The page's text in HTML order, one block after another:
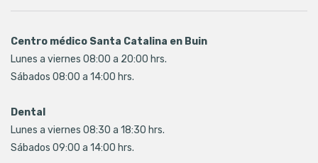
Centro médico Santa Catalina en Buin
Lunes a viernes 08:00 a 20:00 hrs.
Sábados 08:00 a 14:00 hrs.
Dental
Lunes a viernes 08:30 a 18:30 hrs.
Sábados 09:00 a 14:00 hrs.